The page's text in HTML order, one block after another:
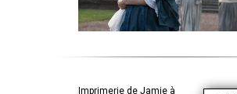
Imprimerie de Jamie à